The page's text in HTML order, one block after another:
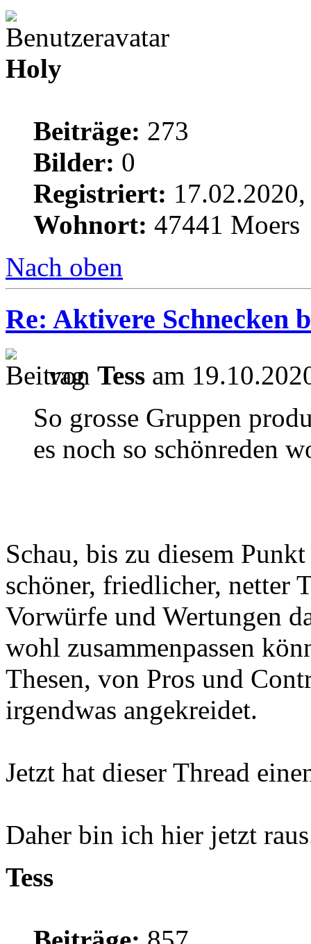
Holy
Beiträge: 273
Bilder: 0
Registriert:
Wohnort: 47441 Moers
Nach oben
Re: Aktivere Schnecken
von Tess am
So grosse Gruppen
es noch so schönreden
Schau, bis zu diesem
schöner, friedlicher, netter
Vorwürfe und Wertungen
wohl zusammenpassen
Thesen, von Pros und
irgendwas angekreidet.
Jetzt hat dieser Thread
Daher bin ich hier jetzt
Tess